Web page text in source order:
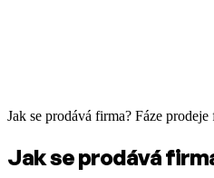
Jak se prodává firma? Fáze
Jak se prodává